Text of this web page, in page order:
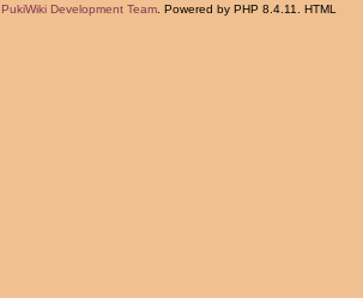
PukiWiki Development Team. Powered by PHP 8.4.11. HTML